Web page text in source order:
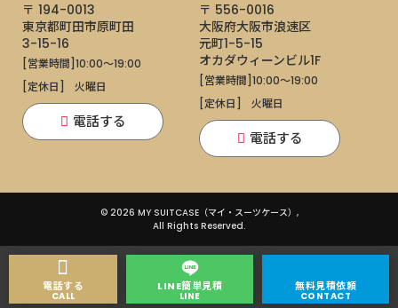
〒 194-0013
東京都町田市原町田
3-15-16
[営業時間]10:00～19:00
[定休日]
火曜日
電話する
〒 556-0016
大阪府大阪市浪速区
元町1-5-15
オカダウィーンビル1F
[営業時間]10:00～19:00
[定休日]
火曜日
電話する
電話する
CALL
LINE簡単見積
LINE
無料見積依頼
CONTACT
© 2026 MY SUITCASE（マイ・スーツケース）,
All Rights Reserved.